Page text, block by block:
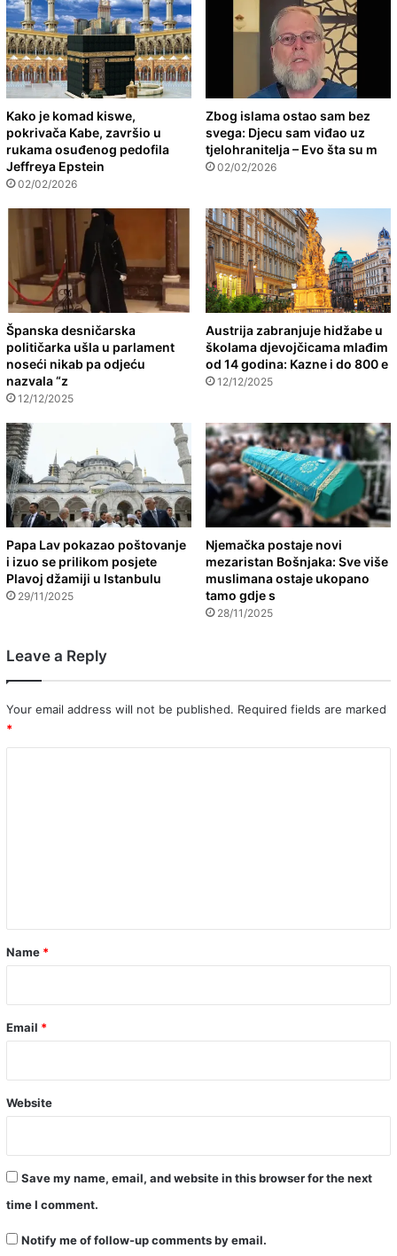
Kako je komad kiswe,
pokrivača Kabe, završio u
rukama osuđenog pedofila
Jeffreya Epstein
02/02/2026
Zbog islama ostao sam bez
svega: Djecu sam viđao uz
tjelohranitelja – Evo šta su m
02/02/2026
Španska desničarska
političarka ušla u parlament
noseći nikab pa odjeću
nazvala “z
12/12/2025
Austrija zabranjuje hidžabe u
školama djevojčicama mlađim
od 14 godina: Kazne i do 800 e
12/12/2025
Papa Lav pokazao poštovanje
i izuo se prilikom posjete
Plavoj džamiji u Istanbulu
29/11/2025
Njemačka postaje novi
mezaristan Bošnjaka: Sve više
muslimana ostaje ukopano
tamo gdje s
28/11/2025
Leave a Reply
Your email address will not be published. Required fields are marked
*
*
Name *
Email *
Website
Save my name, email, and website in this browser for the next
time I comment.
Notify me of follow-up comments by email.